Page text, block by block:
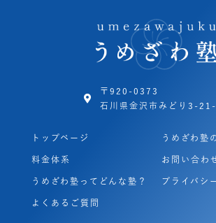
〒920-0373
石川県金沢市みどり3-
トップページ
料金体系
うめざわ塾ってどんな塾？
よくあるご質問
うめざわ塾
お問い合わ
プライバシ